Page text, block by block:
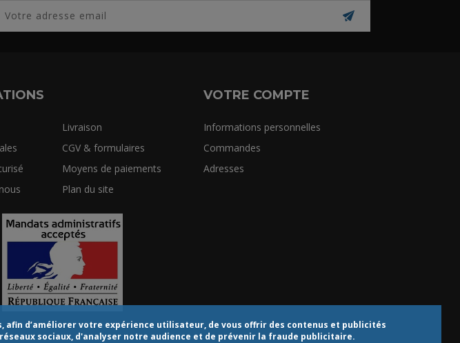
d’améliorer votre expérience utilisateur, de vous offrir des contenus et publicités
sociaux, d'analyser notre audience et de prévenir la fraude publicitaire.
Livraison
CGV & formulaires
Moyens de paiements
Plan du site
VOTRE COMPTE
Informations personnelles
Commandes
Adresses